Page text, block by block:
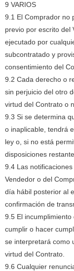
9 VARIOS
9.1 El Comprador no
previo por escrito del
ejecutado por
subcontratado y
consentimiento del
9.2 Cada derecho o
sin perjuicio del otro
virtud del Contrato o
9.3 Si se determina
o inaplicable, tendrá
ley o, si no está
disposiciones
9.4 Las
Vendedor o del
día hábil posterior al
confirmación de
9.5 El
cumplir o hacer
se interpretará como
virtud del Contrato.
9.6 Cualquier